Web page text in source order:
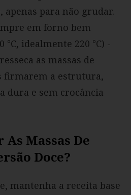
para não grudar.
em forno bem
idealmente 220 °C) -
as massas de
firmarem a estrutura,
dura e sem crocância
Massas De
Doce?
mantenha a receita base